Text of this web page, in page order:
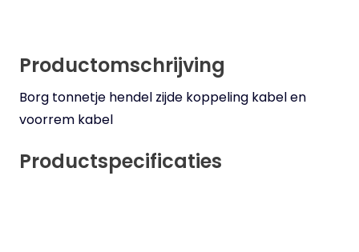
Productomschrijving
Borg tonnetje hendel zijde koppeling kabel en
voorrem kabel
Productspecificaties